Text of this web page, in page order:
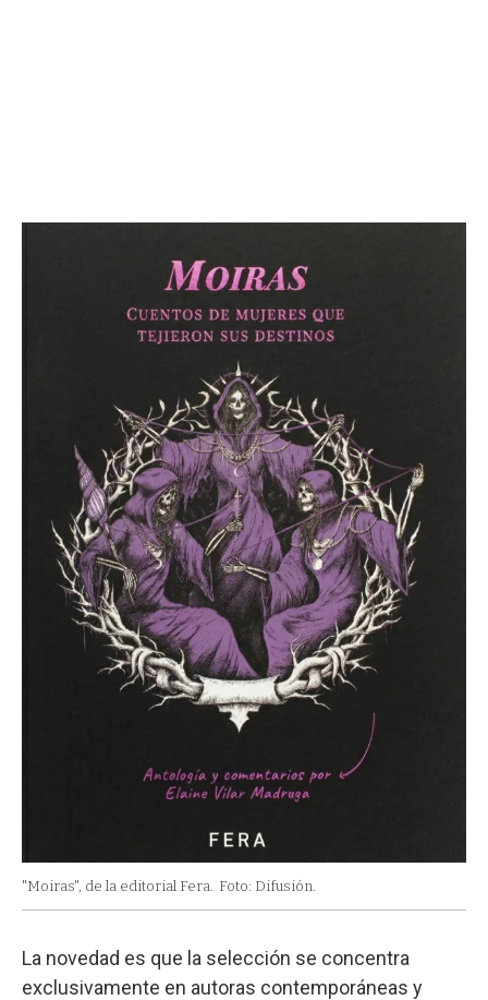
"Moiras", de la editorial Fera. Foto: Difusión.
La novedad es que la selección se concentra
exclusivamente en autoras contemporáneas y